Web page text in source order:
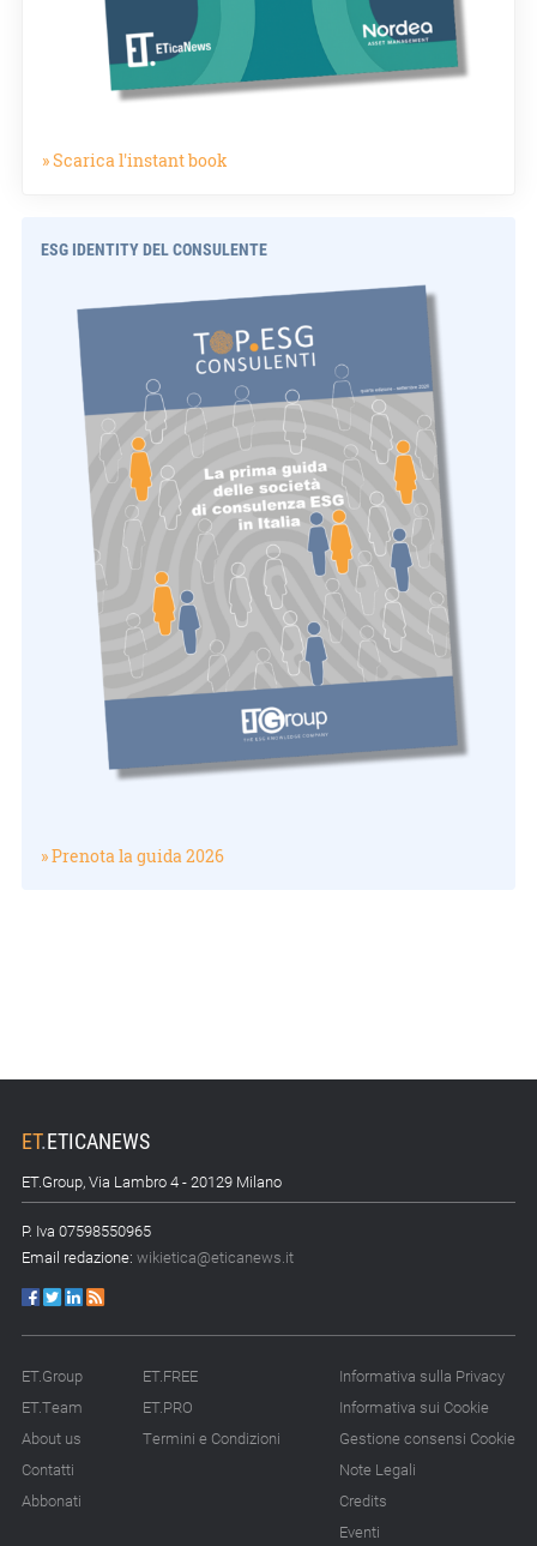
» Scarica l'instant book
ESG IDENTITY DEL CONSULENTE
» Prenota la guida 2026
ET.ETICANEWS
ET.Group, Via Lambro 4 - 20129 Milano
P. Iva 07598550965
Email redazione: wikietica@eticanews.it
ET.Group
ET.Team
About us
Contatti
Abbonati
ET.FREE
ET.PRO
Termini e Condizioni
Informativa sulla Privacy
Informativa sui Cookie
Gestione consensi Cookie
Note Legali
Credits
Eventi